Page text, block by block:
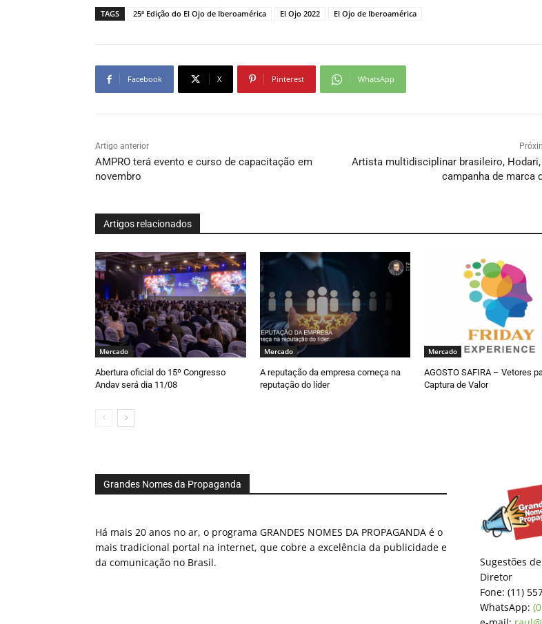
TAGS 25ª Edição do El Ojo de Iberoamérica El Ojo 2022 El Ojo de Iberoamérica
Facebook X Pinterest WhatsApp
Artigo anterior
AMPRO terá evento e curso de capacitação em
novembro
Artista multidisciplinar brasileiro,
campanha de marca
Artigos relacionados
Mercado
Abertura oficial do 15º Congresso
Andav será dia 11/08
Mercado
A reputação da empresa começa na
reputação do líder
Mercado
AGOSTO SAFIRA – Vetores
Captura de Valor
Grandes Nomes da Propaganda
Há mais 20 anos no ar, o programa GRANDES NOMES DA PROPAGANDA é o
mais tradicional portal na internet, que cobre a excelência da publicidade e
da comunicação no Brasil.
Sugestões
Diretor
Fone: (11)
WhatsApp: